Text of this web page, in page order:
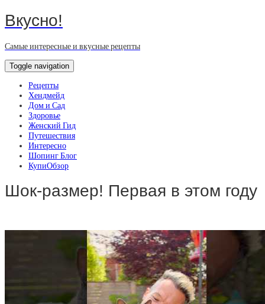
Вкусно!
Самые интересные и вкусные рецепты
Toggle navigation
Рецепты
Хендмейд
Дом и Сад
Здоровье
Женский Гид
Путешествия
Интересно
Шопинг Блог
КупиОбзор
Шок-размер! Первая в этом году